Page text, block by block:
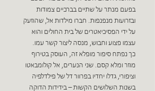
בפעם מנתר על שתיים בברכיים צמודות
ובזרועות מנפנפות. חברו מילדות אל, שהוזעק
על ידי הפסיכיאטרים של בית החולים והוא
עצמו פצוע וחבוש, מנסה ליצור קשר עמו.
כך נפתח סיפור מופלא זה, העוסק בטירוף
מוזר ומלא קסם. שני הנערים, אל קולומבאטו
וציפורי, גדלו יחדיו בפרוור דל של פילדלפיה
בשנות השלושים הקשות – בידידות הדוקה